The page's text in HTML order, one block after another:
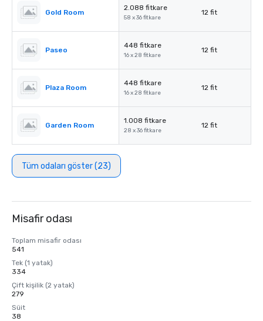
Gold Room
2.088 fitkare
58 x 36 fitkare
12 fit
Paseo
448 fitkare
16 x 28 fitkare
12 fit
Plaza Room
448 fitkare
16 x 28 fitkare
12 fit
Garden Room
1.008 fitkare
28 x 36 fitkare
12 fit
Tüm odaları göster (23)
Misafir odası
Toplam misafir odası
541
Tek (1 yatak)
334
Çift kişilik (2 yatak)
279
Süit
38